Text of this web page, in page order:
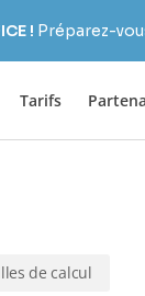
! Préparez-
Tarifs
de calcul